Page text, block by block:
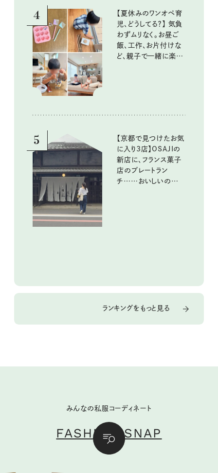
4
【夏休みのワンオペ育
児、どうしてる？】 気負
わずムリなく。お昼ご
飯、工作、お片付けな
ど、親子で一緒に楽し
5
【京都で見つけたお気
に入り3店】OSAJIの
新店に、フランス菓子
店のプレートラン
チ……おいしいのんび
ランキングをもっと見る
みんなの私服コーディネート
FASHION SNAP